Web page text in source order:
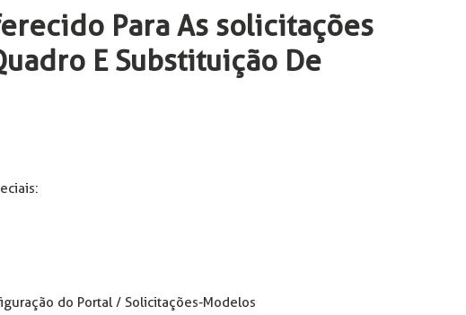
Para As solicitações
E Substituição De
do Portal / Solicitações-Modelos